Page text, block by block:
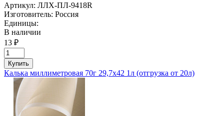
Артикул: ЛЛХ-ПЛ-9418R
Изготовитель: Россия
Единицы:
В наличии
13 ₽
Купить
Калька миллиметровая 70г 29,7х42 1л (отгрузка от 20л)